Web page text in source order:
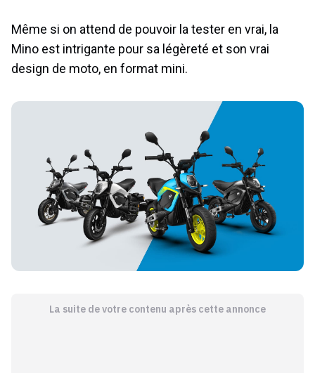
Même si on attend de pouvoir la tester en vrai, la
Mino est intrigante pour sa légèreté et son vrai
design de moto, en format mini.
La suite de votre contenu après cette annonce